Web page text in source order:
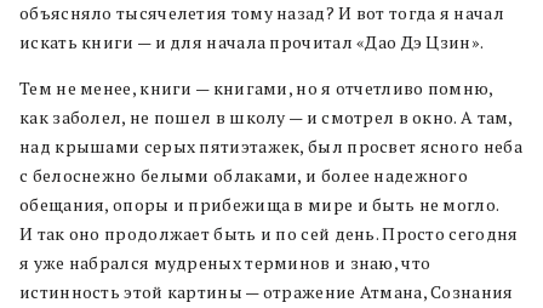
объясняло тысячелетия тому назад? И вот тогда я начал
искать книги — и для начала прочитал «Дао Дэ Цзин».
Тем не менее, книги — книгами, но я отчетливо помню,
как заболел, не пошел в школу — и смотрел в окно. А там,
над крышами серых пятиэтажек, был просвет ясного неба
с белоснежно белыми облаками, и более надежного
обещания, опоры и прибежища в мире и быть не могло.
И так оно продолжает быть и по сей день. Просто сегодня
я уже набрался мудреных терминов и знаю, что
истинность этой картины — отражение Атмана, Сознания